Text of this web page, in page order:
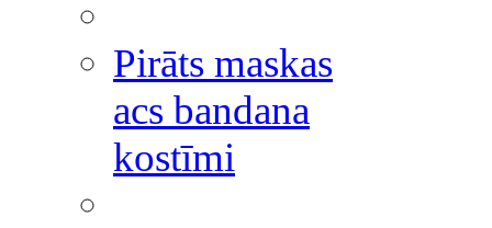
Pirāts maskas
acs bandana
kostīmi